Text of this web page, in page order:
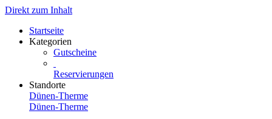
Direkt zum Inhalt
Startseite
Kategorien
Gutscheine
Reservierungen
Standorte
Dünen-Therme
Dünen-Therme